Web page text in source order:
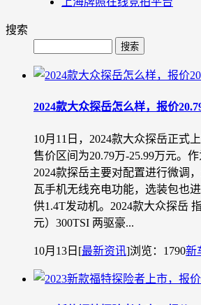
搜索
2024款大众探岳怎么样，报价
10月11日，2024款大众探岳正式
售价区间为20.79万-25.99万元。作
2024款探岳主要对配置进行微调
瓦手机无线充电功能，选装包也
供1.4T发动机。2024款大众探岳
元）300TSI 两驱豪...
10月13日 [最新资讯]浏览：1790新